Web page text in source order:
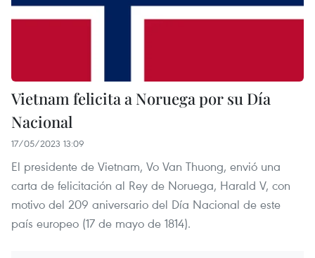
Vietnam felicita a Noruega por su Día
Nacional
17/05/2023 13:09
El presidente de Vietnam, Vo Van Thuong, envió una
carta de felicitación al Rey de Noruega, Harald V, con
motivo del 209 aniversario del Día Nacional de este
país europeo (17 de mayo de 1814).